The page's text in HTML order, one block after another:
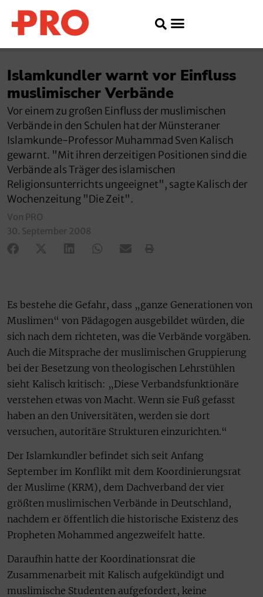
Islamkundler warnt vor Einfluss
muslimischer Verbände
Vor einem zu großen Einfluss der muslimischen
Verbände in den Schulen hat der Münsteraner
Islamkunde-Professor Muhammad Sven Kalisch
gewarnt. "Mit ihren derzeitigen Positionen sind die
Verbände als Träger des islamischen
Religionsunterrichts ungeeignet", sagte Kalisch der
Wochenzeitung "Die Zeit".
Von PRO
30. September 2008
Es bestehe die Gefahr, dass „ganze Generationen von
Muslimen“ von Pädagogen ausgebildet würden, die
sich nach dem richteten, was die Verbände vorgäben.
Auch die Mitsprache der muslimischen Gruppierung
bei der Besetzung von theologischen Lehrstühlen
sieht Kalisch kritisch: „Diese Verbandsfunktionäre
verstehen etwas von Macht. Wenn sie Fuß gefasst
haben an den Universitäten, werden sie dort
versuchen, autoritäre Strukturen einzurichten.“
Der Islamkundler befindet sich seit Anfang
September im Konflikt mit dem Koordinierungsrat
der Muslime (KRM), dem Dachverband der vier
größten muslimischen Verbände in Deutschland,
nachdem er öffentlich die historische Existenz des
Propheten Mohammed angezweifelt hatte.
Daraufhin hatte der Koordinationsrat die
Zusammenarbeit mit Kalisch aufgekündigt und
muslimische Studenten aufgefordert, keine